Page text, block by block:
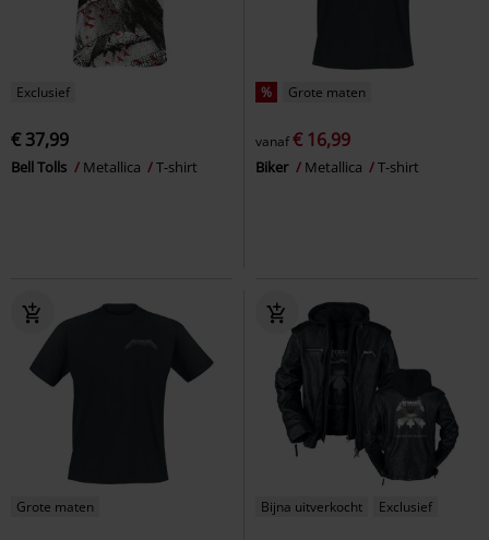
Exclusief
€ 37,99
Bell Tolls Metallica T-shirt
% Grote maten
vanaf€ 16,99
Biker Metallica T-shirt
Grote maten Bijna uitverkocht Exclusief